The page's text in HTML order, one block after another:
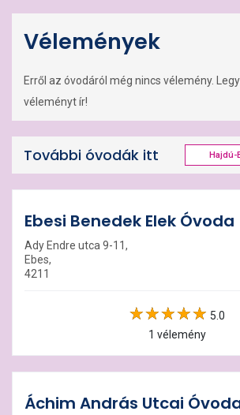
Vélemények
Erről az óvodáról még nincs vélemény.
véleményt ír!
További óvodák itt Hajdú-
Ebesi Benedek Elek Óvoda
Ady Endre utca 9-11,
Ebes,
4211
5.0
1 vélemény
Áchim András Utcai